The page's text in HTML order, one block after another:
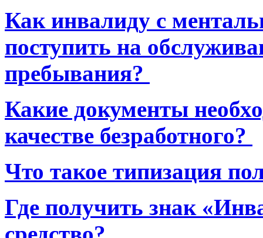
Как инвалиду с
поступить на
пребывания?
Какие документы
качестве безработного?
Что такое типизация
Где получить знак